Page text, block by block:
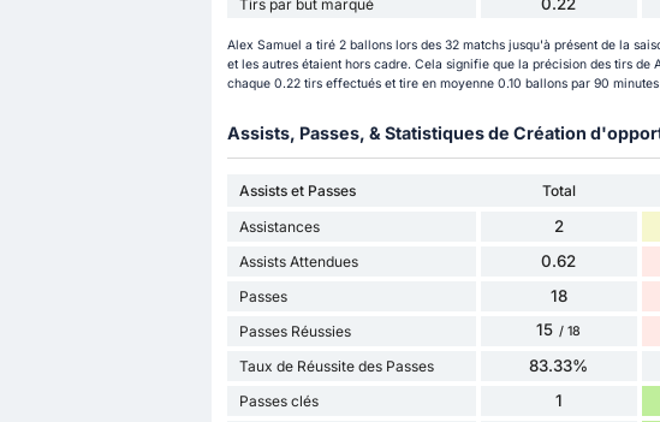
Tirs par but marqué 0.22
Alex Samuel a tiré 2 ballons lors des 32 matchs jusqu'à présent de la
et les autres étaient hors cadre. Cela signifie que la précision des tirs de
chaque 0.22 tirs effectués et tire en moyenne 0.10 ballons par 90
Assists, Passes, & Statistiques de Création
Assists et Passes Total
Assistances
2
Assists Attendues 0.62
Passes 18
Passes Réussies 15 / 18
Taux de Réussite des Passes 83.33%
Passes clés 1